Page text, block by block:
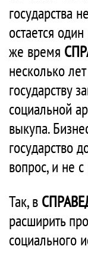
государства
остается
же время
несколько
государству
социальной
выкупа.
государство
вопрос, и не
Так, в
расширить
социального